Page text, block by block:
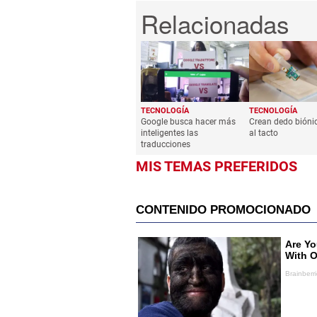
TECNOLOGÍA
Google busca hacer más
inteligentes las
traducciones
TECNOLOGÍA
Crean dedo
al tacto
MIS TEMAS PREFERIDOS